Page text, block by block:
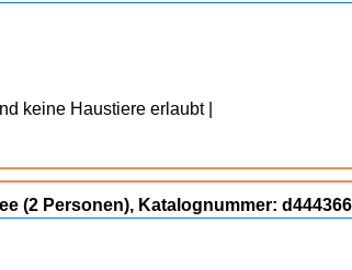
keine Haustiere erlaubt |
(2 Personen), Katalognummer: d444366